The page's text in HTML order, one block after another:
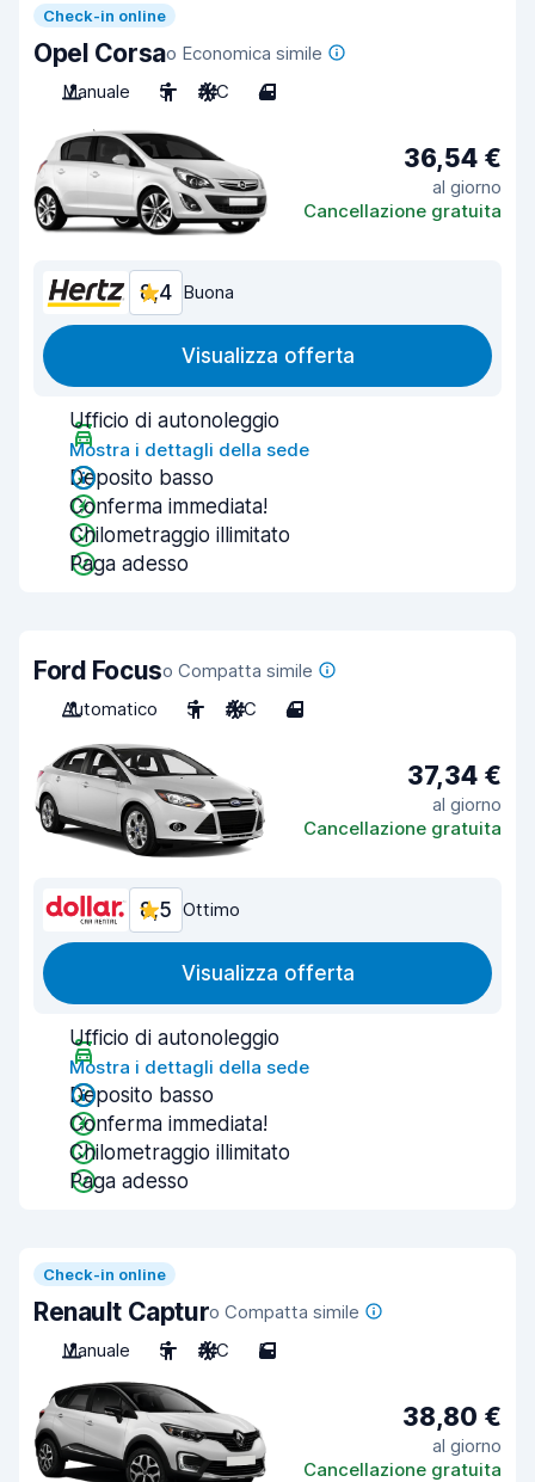
Check-in online
Opel Corsao Economica simile
Manuale
5 A/C 4
36,54 €
al giorno
Cancellazione gratuita
8,4 Buona
Visualizza offerta
Ufficio di autonoleggio
Mostra i dettagli della sede
Deposito basso
Conferma immediata!
Chilometraggio illimitato
Paga adesso
Ford Focuso Compatta simile
Automatico
5 A/C 4
37,34 €
al giorno
Cancellazione gratuita
8,5 Ottimo
Visualizza offerta
Ufficio di autonoleggio
Mostra i dettagli della sede
Deposito basso
Conferma immediata!
Chilometraggio illimitato
Paga adesso
Check-in online
Renault Capturo Compatta simile
Manuale
5 A/C 5
38,80 €
al giorno
Cancellazione gratuita